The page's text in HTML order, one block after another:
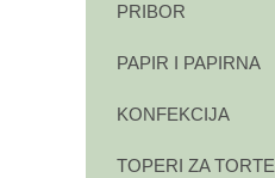
PRIBOR
PAPIR I PAPIRNA
KONFEKCIJA
TOPERI ZA TORTE